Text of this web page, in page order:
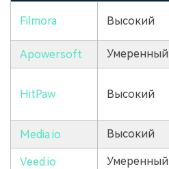
Filmora Высокий
Apowersoft Умеренный
HitPaw Высокий
Media.io Высокий
Veed.io Умеренный